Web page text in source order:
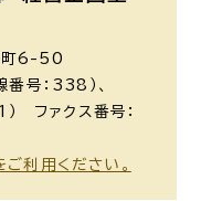
6-50
号：338）、
ファクス番号：
利用ください。